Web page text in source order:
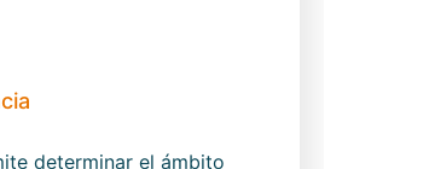
determinar el ámbito